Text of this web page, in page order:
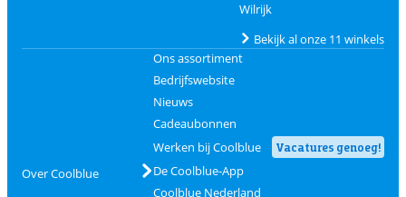
Wilrijk
Bekijk al onze 11 winkels
Over Coolblue
Ons assortiment
Bedrijfswebsite
Nieuws
Cadeaubonnen
Werken bij Coolblue
Vacatures genoeg!
De Coolblue-App
Coolblue Nederland